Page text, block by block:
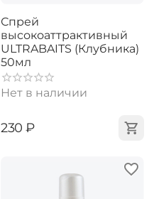
Спрей
высокоаттрактивный
ULTRABAITS (Клубника)
50мл
Нет в наличии
‍230‍ ₽